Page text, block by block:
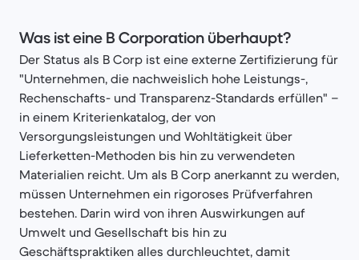
Was ist eine B Corporation überhaupt?
Der Status als B Corp ist eine externe Zertifizierung für
"Unternehmen, die nachweislich hohe Leistungs-,
Rechenschafts- und Transparenz-Standards erfüllen" –
in einem Kriterienkatalog, der von
Versorgungsleistungen und Wohltätigkeit über
Lieferketten-Methoden bis hin zu verwendeten
Materialien reicht. Um als B Corp anerkannt zu werden,
müssen Unternehmen ein rigoroses Prüfverfahren
bestehen. Darin wird von ihren Auswirkungen auf
Umwelt und Gesellschaft bis hin zu
Geschäftspraktiken alles durchleuchtet, damit